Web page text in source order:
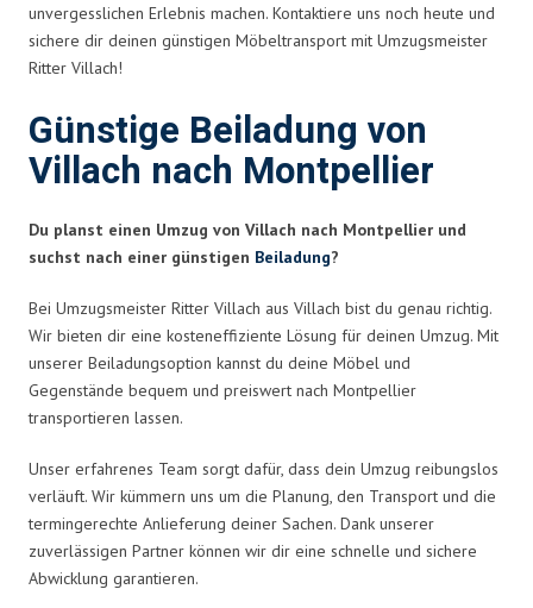
unvergesslichen Erlebnis machen. Kontaktiere uns noch heute und
sichere dir deinen günstigen Möbeltransport mit Umzugsmeister
Ritter Villach!
Günstige Beiladung von
Villach nach Montpellier
Du planst einen Umzug von Villach nach Montpellier und
suchst nach einer günstigen Beiladung?
Bei Umzugsmeister Ritter Villach aus Villach bist du genau richtig.
Wir bieten dir eine kosteneffiziente Lösung für deinen Umzug. Mit
unserer Beiladungsoption kannst du deine Möbel und
Gegenstände bequem und preiswert nach Montpellier
transportieren lassen.
Unser erfahrenes Team sorgt dafür, dass dein Umzug reibungslos
verläuft. Wir kümmern uns um die Planung, den Transport und die
termingerechte Anlieferung deiner Sachen. Dank unserer
zuverlässigen Partner können wir dir eine schnelle und sichere
Abwicklung garantieren.